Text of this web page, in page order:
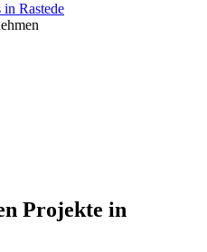
Rastede
Projekte in